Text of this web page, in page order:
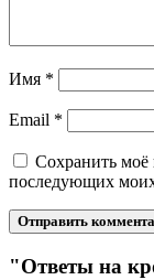
Имя *
Email *
Сохранить моё
последующих
"Ответы на